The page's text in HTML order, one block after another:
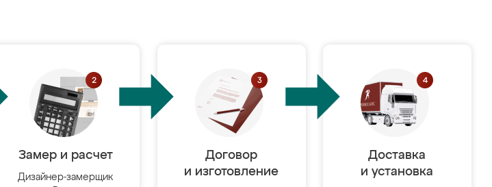
Замер и расчет
Дизайнер-замерщик
Договор
и изготовление
Доставка
и установка